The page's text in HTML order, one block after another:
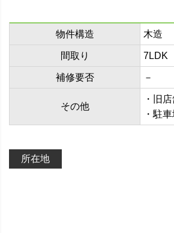
物件構造 木造
間取り 7LDK
補修要否 －
その他
・旧
・駐
所在地